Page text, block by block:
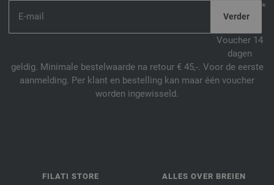
*
Voucher 14
dagen
geldig. Minimale bestelwaarde na retour € 45,-. Voor de eerste
aanmelding. Per klant en bestelling kan maar één voucher
worden ingewisseld.
FILATI STORE ALLES OVER BREIEN